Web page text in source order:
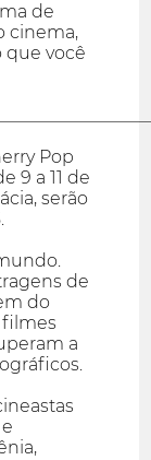
de
cinema,
que você
Pop
9 a 11 de
serão
de
do
filmes
a